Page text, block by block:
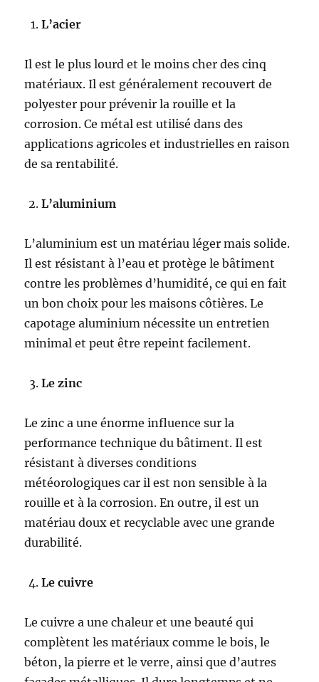
L’acier
Il est le plus lourd et le moins cher des cinq
matériaux. Il est généralement recouvert de
polyester pour prévenir la rouille et la
corrosion. Ce métal est utilisé dans des
applications agricoles et industrielles en raison
de sa rentabilité.
L’aluminium
L’aluminium est un matériau léger mais solide.
Il est résistant à l’eau et protège le bâtiment
contre les problèmes d’humidité, ce qui en fait
un bon choix pour les maisons côtières. Le
capotage aluminium nécessite un entretien
minimal et peut être repeint facilement.
Le zinc
Le zinc a une énorme influence sur la
performance technique du bâtiment. Il est
résistant à diverses conditions
météorologiques car il est non sensible à la
rouille et à la corrosion. En outre, il est un
matériau doux et recyclable avec une grande
durabilité.
Le cuivre
Le cuivre a une chaleur et une beauté qui
complètent les matériaux comme le bois, le
béton, la pierre et le verre, ainsi que d’autres